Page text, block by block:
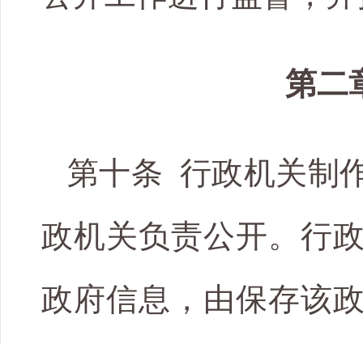
第二
第十条 行政机关制
政机关负责公开。行
政府信息，由保存该